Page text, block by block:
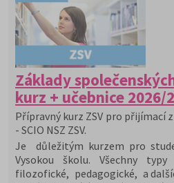
Základy
kurz + učebnice 2026/
Přípravný kurz ZSV pro přijímací
- SCIO NSZ ZSV.
Je důležitým kurzem pro
Vysokou školu. Všechny
filozofické, pedagogické, a